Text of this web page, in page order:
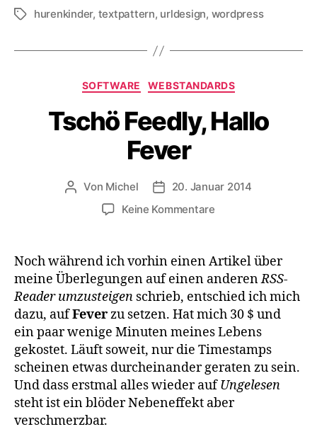
Schlagwörter
hurenkinder, textpattern, urldesign, wordpress
Kategorien
SOFTWARE WEBSTANDARDS
Tschö Feedly, Hallo
Fever
Beitragsautor
Von Michel Veröffentlichungsdatum
20. Januar 2014
Keine Kommentarezu
Hallo
Fever
Noch während ich vorhin einen Artikel über
meine Überlegungen auf einen anderenRSS-
Reader umzusteigen schrieb, entschied ich mich
dazu, aufFeverzu setzen. Hat mich 30 $ und
ein paar wenige Minuten meines Lebens
gekostet. Läuft soweit, nur die Timestamps
scheinen etwas durcheinander geraten zu sein.
Und dass erstmal alles wieder aufUngelesen
steht ist ein blöder Nebeneffekt aber
verschmerzbar.